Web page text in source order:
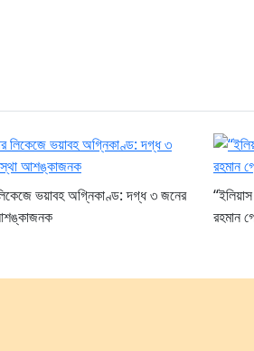
লিকেজে ভয়াবহ অগ্নিকাণ্ড: দগ্ধ ৩ জনের
রহমান